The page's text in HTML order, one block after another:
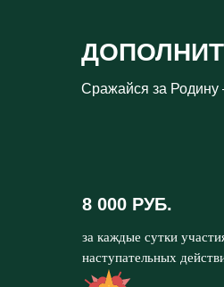
Сражайся за Родину
8 000 РУБ.
за каждые сутки
наступательных